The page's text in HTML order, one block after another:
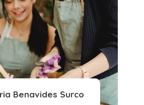
Benavides Surco